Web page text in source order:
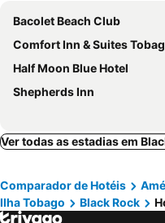
Bacolet Beach Club
Comfort Inn & Suites
Half Moon Blue Hotel
Shepherds Inn
Ver todas as estadias em
Comparador de Hotéis
Ilha Tobago
Black Rock